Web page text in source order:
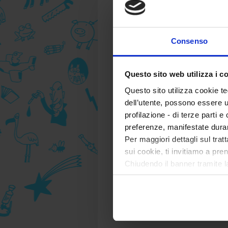
Consenso
Questo sito web utilizza i
Questo sito utilizza cookie
dell’utente, possono
profilazione - di terze parti e
preferenze, manifestate
Per maggiori dettagli sul
sui cookie, ti invitiamo a
Chiudendo il banner tramite
tecnici. Selezionando